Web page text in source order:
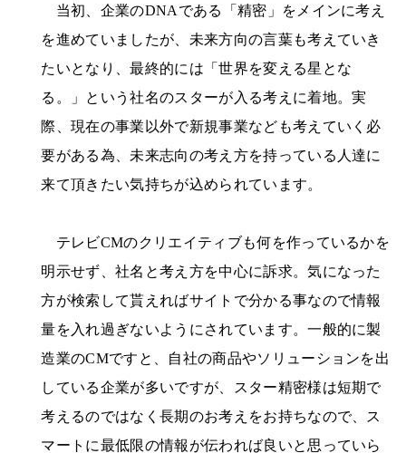
当初、企業のDNAである「精密」をメインに考え
を進めていましたが、未来方向の言葉も考えていき
たいとなり、最終的には「世界を変える星とな
る。」という社名のスターが入る考えに着地。実
際、現在の事業以外で新規事業なども考えていく必
要がある為、未来志向の考え方を持っている人達に
来て頂きたい気持ちが込められています。
テレビCMのクリエイティブも何を作っているかを
明示せず、社名と考え方を中心に訴求。気になった
方が検索して貰えればサイトで分かる事なので情報
量を入れ過ぎないようにされています。一般的に製
造業のCMですと、自社の商品やソリューションを出
している企業が多いですが、スター精密様は短期で
考えるのではなく長期のお考えをお持ちなので、ス
マートに最低限の情報が伝われば良いと思っていら